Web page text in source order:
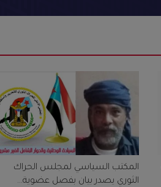
المكتب السياسي لمجلس الحراك
الثوري يصدر بيان بفصل عضوية...